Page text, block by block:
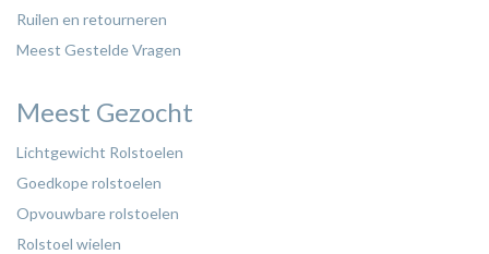
Ruilen en retourneren
Meest Gestelde Vragen
Meest Gezocht
Lichtgewicht Rolstoelen
Goedkope rolstoelen
Opvouwbare rolstoelen
Rolstoel wielen